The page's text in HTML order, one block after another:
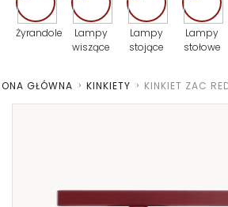
Żyrandole
Lampy
wiszące
Lampy
stojące
Lampy
stołowe
GŁÓWNA > KINKIETY > KINKIET ZAC